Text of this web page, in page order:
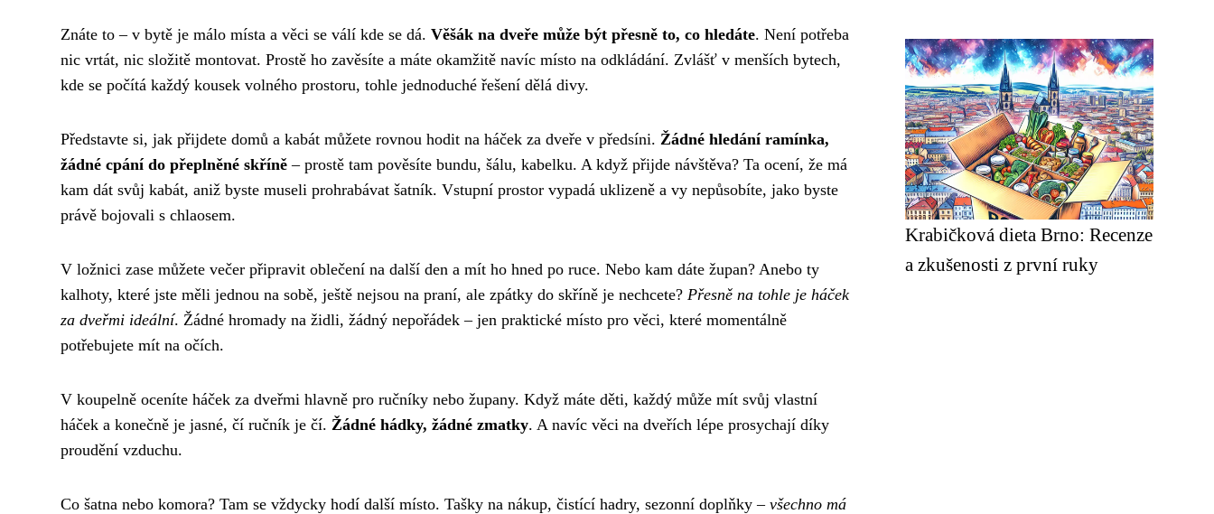
Znáte to – v bytě je málo místa a věci se válí kde se dá. Věšák na dveře může být přesně to, co hledáte. Není potřeba
nic vrtát, nic složitě montovat. Prostě ho zavěsíte a máte okamžitě navíc místo na odkládání. Zvlášť v menších bytech,
kde se počítá každý kousek volného prostoru, tohle jednoduché řešení dělá divy.
Představte si, jak přijdete domů a kabát můžete rovnou hodit na háček za dveře v předsíni. Žádné hledání ramínka,
žádné cpání do přeplněné skříně – prostě tam pověsíte bundu, šálu, kabelku. A když přijde návštěva? Ta ocení, že má
kam dát svůj kabát, aniž byste museli prohrabávat šatník. Vstupní prostor vypadá uklizeně a vy nepůsobíte, jako byste
právě bojovali s chlaosem.
V ložnici zase můžete večer připravit oblečení na další den a mít ho hned po ruce. Nebo kam dáte župan? Anebo ty
kalhoty, které jste měli jednou na sobě, ještě nejsou na praní, ale zpátky do skříně je nechcete? Přesně na tohle je háček
za dveřmi ideální. Žádné hromady na židli, žádný nepořádek – jen praktické místo pro věci, které momentálně
potřebujete mít na očích.
V koupelně oceníte háček za dveřmi hlavně pro ručníky nebo župany. Když máte děti, každý může mít svůj vlastní
háček a konečně je jasné, čí ručník je čí. Žádné hádky, žádné zmatky. A navíc věci na dveřích lépe prosychají díky
proudění vzduchu.
Co šatna nebo komora? Tam se vždycky hodí další místo. Tašky na nákup, čistící hadry, sezonní doplňky – všechno má
Krabičková dieta Brno: Recenze
a zkušenosti z první ruky